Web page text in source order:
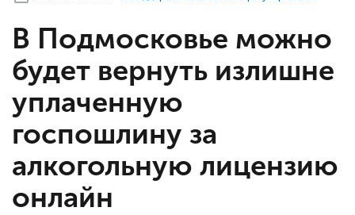
В Подмосковье можно
будет вернуть излишне
уплаченную
госпошлину за
алкогольную лицензию
онлайн